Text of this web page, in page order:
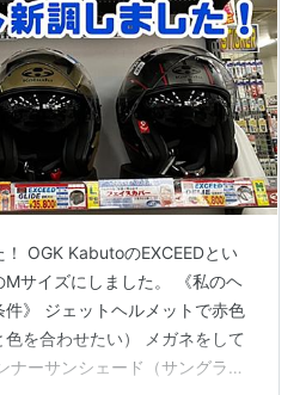
OGK KabutoのEXCEEDとい
Mサイズにしました。 《私のヘ
》 ジェットヘルメットで赤色
色を合わせたい） メガネをして
ナーサンシェード（サングラ